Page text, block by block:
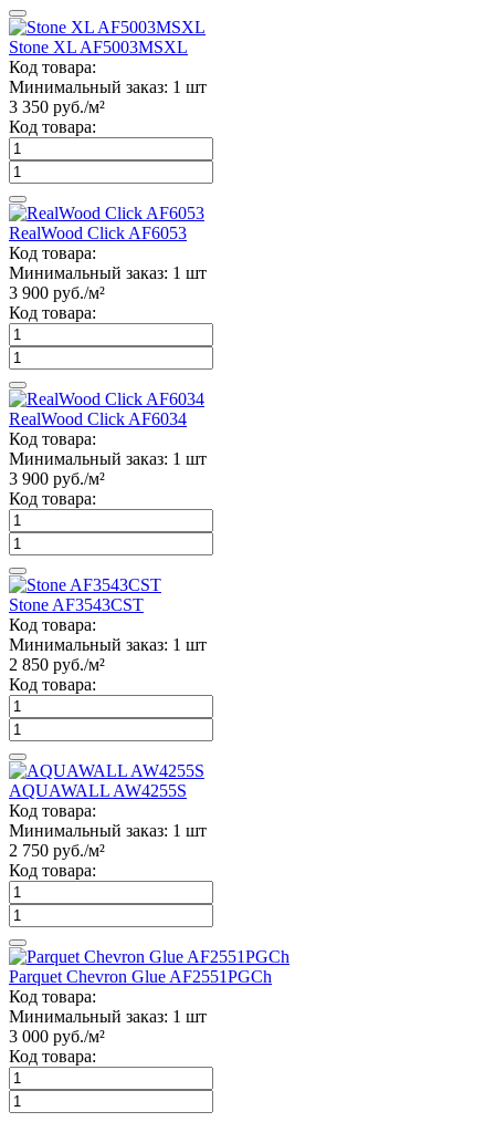
Stone XL AF5003MSXL
Код товара:
Минимальный заказ: 1 шт
3 350 руб./м²
Код товара:
RealWood Click AF6053
Код товара:
Минимальный заказ: 1 шт
3 900 руб./м²
Код товара:
RealWood Click AF6034
Код товара:
Минимальный заказ: 1 шт
3 900 руб./м²
Код товара:
Stone AF3543CST
Код товара:
Минимальный заказ: 1 шт
2 850 руб./м²
Код товара:
AQUAWALL AW4255S
Код товара:
Минимальный заказ: 1 шт
2 750 руб./м²
Код товара:
Parquet Chevron Glue AF2551PGCh
Код товара:
Минимальный заказ: 1 шт
3 000 руб./м²
Код товара: